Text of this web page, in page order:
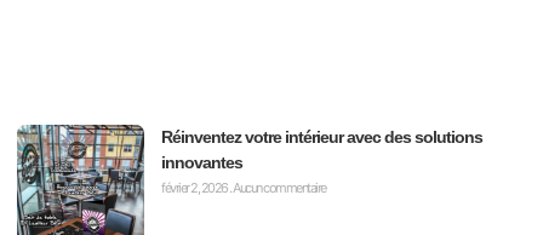
Réinventez votre intérieur avec des solutions
innovantes
février 2, 2026 Aucun commentaire